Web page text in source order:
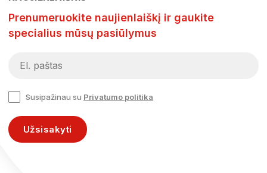
Prenumeruokite naujienlaiškį ir gaukite
specialius mūsų pasiūlymus
Susipažinau su Privatumo politika
Užsisakyti